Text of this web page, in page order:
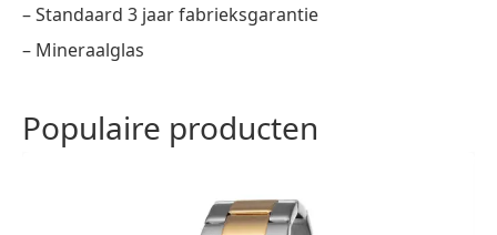
– Standaard 3 jaar fabrieksgarantie
– Mineraalglas
Populaire producten